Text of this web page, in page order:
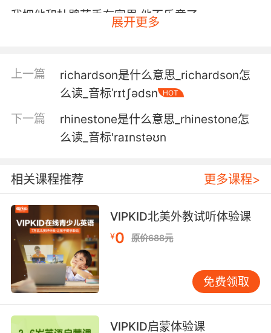
我把他和杜鹃花丢在家里 他不乐意了
展开更多
上一篇
richardson是什么意思_richardson怎
么读_音标ˈrɪtʃədsn
HOT
下一篇
rhinestone是什么意思_rhinestone怎
么读_音标'raɪnstəʊn
相关课程推荐 更多课程>
VIPKID北美外教试听体验课
¥0 原价688元
免费领取
VIPKID启蒙体验课